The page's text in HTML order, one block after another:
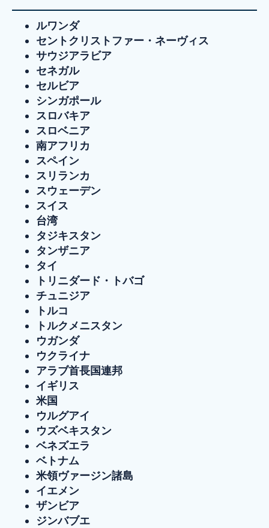
ルワンダ
セントクリストファー・ネーヴィス
サウジアラビア
セネガル
セルビア
シンガポール
スロバキア
スロベニア
南アフリカ
スペイン
スリランカ
スウェーデン
スイス
台湾
タジキスタン
タンザニア
タイ
トリニダード・トバゴ
チュニジア
トルコ
トルクメニスタン
ウガンダ
ウクライナ
アラブ首長国連邦
イギリス
米国
ウルグアイ
ウズベキスタン
ベネズエラ
ベトナム
米領ヴァージン諸島
イエメン
ザンビア
ジンバブエ